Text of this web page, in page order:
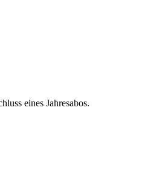
eines Jahresabos.